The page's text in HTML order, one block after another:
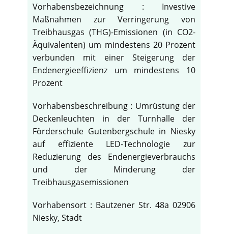
Vorhabensbezeichnung : Investive
Maßnahmen zur Verringerung von
Treibhausgas (THG)-Emissionen (in CO2-
Äquivalenten) um mindestens 20 Prozent
verbunden mit einer Steigerung der
Endenergieeffizienz um mindestens 10
Prozent
Vorhabensbeschreibung : Umrüstung der
Deckenleuchten in der Turnhalle der
Förderschule Gutenbergschule in Niesky
auf effiziente LED-Technologie zur
Reduzierung des Endenergieverbrauchs
und der Minderung der
Treibhausgasemissionen
Vorhabensort : Bautzener Str. 48a 02906
Niesky, Stadt